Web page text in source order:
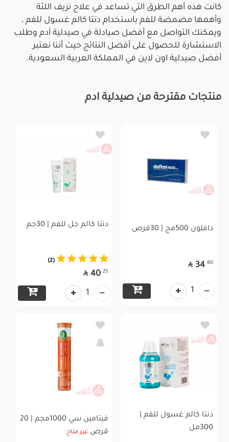
كانت هذه أهم الطرق التي تساعد في علاج نزيف اللثة
وأهمها مضمضة للفم باستخدام دنتا كالم غسول للفم ،
ويمكنك التواصل مع أفضل صيادلة في صيدلية آدم وطلب
الاستشارة للحصول على أفضل النتائج حيث أننا نعتبر
أفضل صيدلية اون لاين في المملكة العربية السعودية.
منتجات مقترحة من صيدلية ادم
دافلون 500مج | 30قرص
80
34

1
دنتا كالم جل للفم | 30جم
(2)
25
40

1
دنتا كالم غسول للفم |
300مل
فيتامين سي 1000مجم | 20
قرص غير متاح